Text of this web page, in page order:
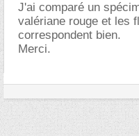
J'ai comparé un
valériane rouge et les
correspondent bien.
Merci.